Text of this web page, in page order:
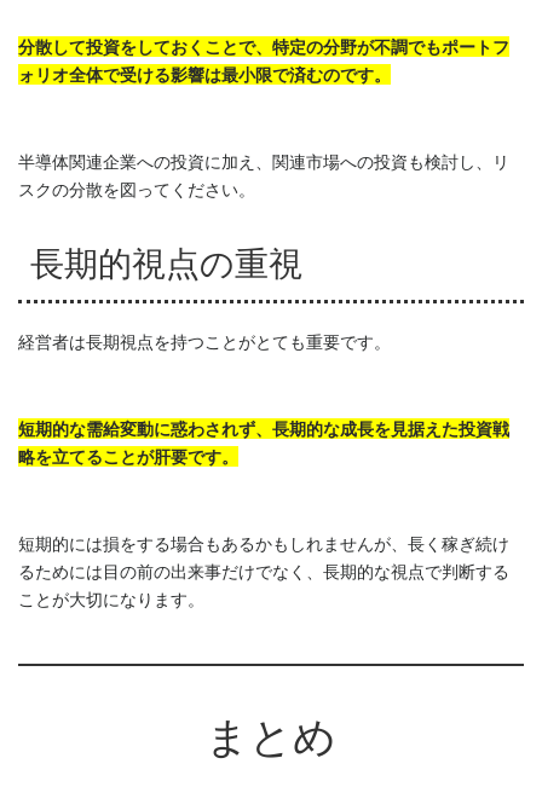
分散して投資をしておくことで、特定の分野が不調でもポートフ
ォリオ全体で受ける影響は最小限で済むのです。
半導体関連企業への投資に加え、関連市場への投資も検討し、リ
スクの分散を図ってください。
長期的視点の重視
経営者は長期視点を持つことがとても重要です。
短期的な需給変動に惑わされず、長期的な成長を見据えた投資戦
略を立てることが肝要です。
短期的には損をする場合もあるかもしれませんが、長く稼ぎ続け
るためには目の前の出来事だけでなく、長期的な視点で判断する
ことが大切になります。
まとめ